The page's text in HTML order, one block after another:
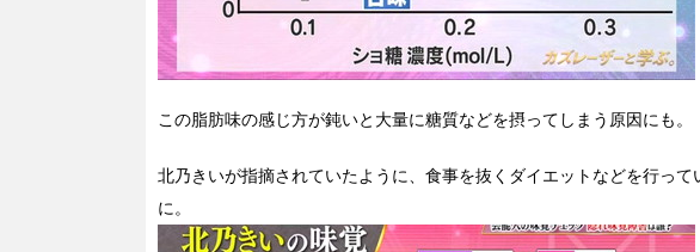
この脂肪味の感じ方が鈍いと大量に糖質などを摂ってしまう原因にも。
北乃きいが指摘されていたように、食事を抜くダイエットなどを行っ
に。